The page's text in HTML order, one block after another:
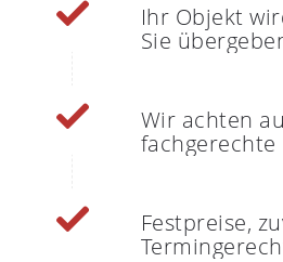
Ihr Objekt
Sie
Wir achten
fachgerechte
Festpreise,